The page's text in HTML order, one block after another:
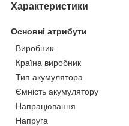
Характеристики
Основні атрибути
Виробник
Країна виробник
Тип акумулятора
Ємність акумулятору
Напрацювання
Напруга